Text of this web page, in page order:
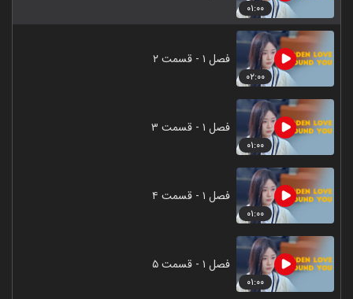
۰۱:۰۰
۰۲:۰۰
فصل ۱ - قسمت ۲
۰۱:۰۰
فصل ۱ - قسمت ۳
۰۱:۰۰
فصل ۱ - قسمت ۴
۰۱:۰۰
فصل ۱ - قسمت ۵